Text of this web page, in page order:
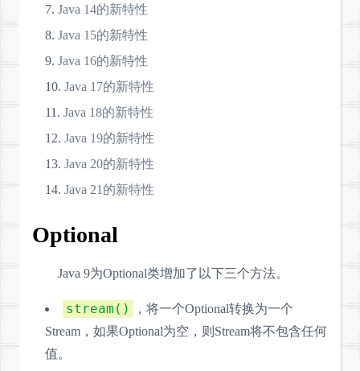
Java 14的新特性
Java 15的新特性
Java 16的新特性
Java 17的新特性
Java 18的新特性
Java 19的新特性
Java 20的新特性
Java 21的新特性
Optional
Java 9为Optional类增加了以下三个方法。
stream()
，将一个Optional转换为一个
Stream，如果Optional为空，则Stream将不包含任何
值。